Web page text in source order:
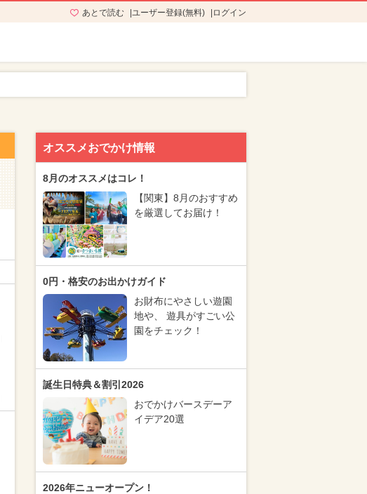
あとで読む ユーザー登録(無料) ログイン
オススメおでかけ情報
8月のオススメはコレ！
【関東】8月のおすすめ
を厳選してお届け！
0円・格安のお出かけガイド
お財布にやさしい遊園
地や、 遊具がすごい公
園をチェック！
誕生日特典＆割引2026
おでかけバースデーア
イデア20選
2026年ニューオープン！